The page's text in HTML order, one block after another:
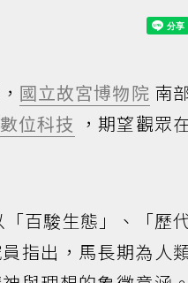
國立故宮博物院 南部
數位科技 ，期望觀眾
百駿生態」、「歷
指出，馬長期為人